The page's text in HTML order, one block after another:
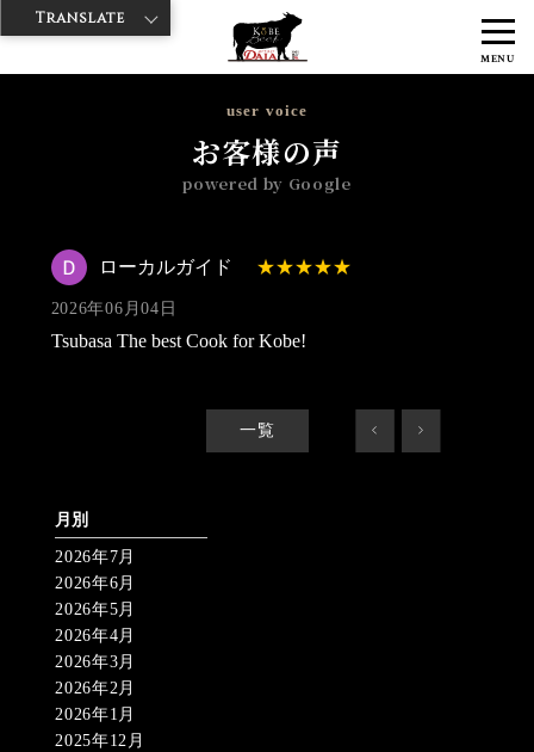
MENU
神戸牛ダイヤ > 神戸牛ダイア 浅草楽天地店
ロー
user voice
お客様の声
powered by Google
ローカルガイド
2026年06月04日
Tsubasa The best Cook for Kobe!
一覧 < >
月別
2026年7月
2026年6月
2026年5月
2026年4月
2026年3月
2026年2月
2026年1月
2025年12月
Translate